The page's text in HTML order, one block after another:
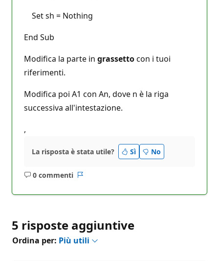
Set sh = Nothing
End Sub
Modifica la parte in grassettocon i tuoi
riferimenti.
Modifica poi A1 con An, dove n è la riga
successiva all'intestazione.
,
La risposta è stata utile? Sì No
0 commenti
Nessun
5 risposte aggiuntive
Ordina per: Più utili